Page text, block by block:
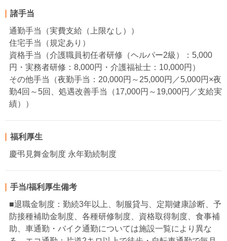
諸手当
通勤手当（実費支給（上限なし））
住宅手当（規定あり）
資格手当（介護職員初任者研修（ヘルパー2級）：5,000
円・実務者研修：8,000円・介護福祉士：10,000円）
その他手当（夜勤手当：20,000円～25,000円／5,000円×夜
勤4回～5回、処遇改善手当（17,000円～19,000円／支給実
績））
福利厚生
慶弔見舞金制度 永年勤続制度
手当/福利厚生備考
■退職金制度：勤続3年以上、制服貸与、定期健康診断、予
防接種補助金制度、各種研修制度、資格取得制度、食事補
助、車通勤・バイク通勤については施設一覧により異な